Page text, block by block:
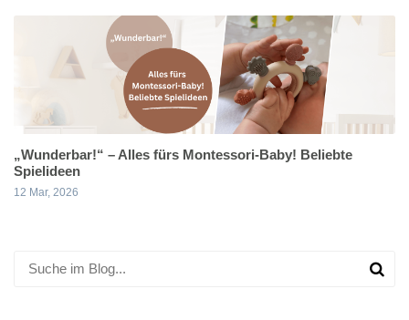
„Wunderbar!“ – Alles fürs Montessori-Baby! Beliebte
Spielideen
12 Mar, 2026